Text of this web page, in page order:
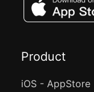
Product
iOS - AppStore